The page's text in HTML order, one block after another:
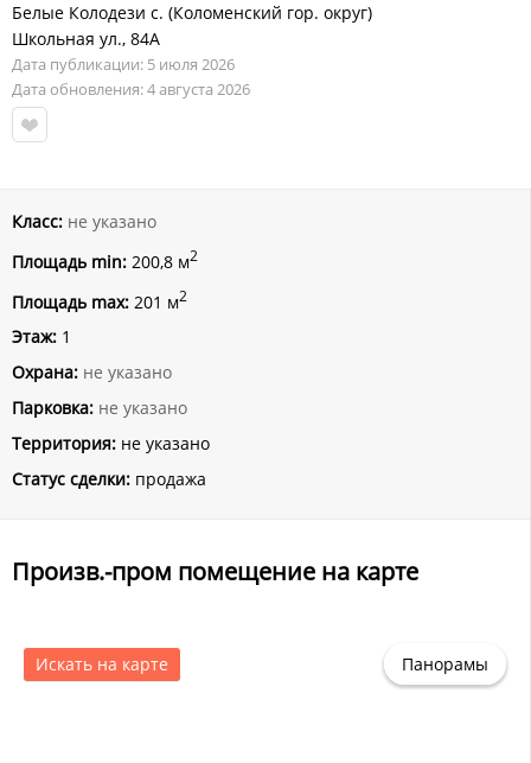
Белые Колодези с. (Коломенский гор. округ)
Школьная ул., 84А
Дата публикации: 5 июля 2026
Дата обновления: 4 августа 2026
Класс: не указано
Площадь min: 200,8 м2
Площадь max: 201 м2
Этаж: 1
Охрана: не указано
Парковка: не указано
Территория: не указано
Статус сделки: продажа
Произв.-пром помещение на карте
Искать на карте Панорамы